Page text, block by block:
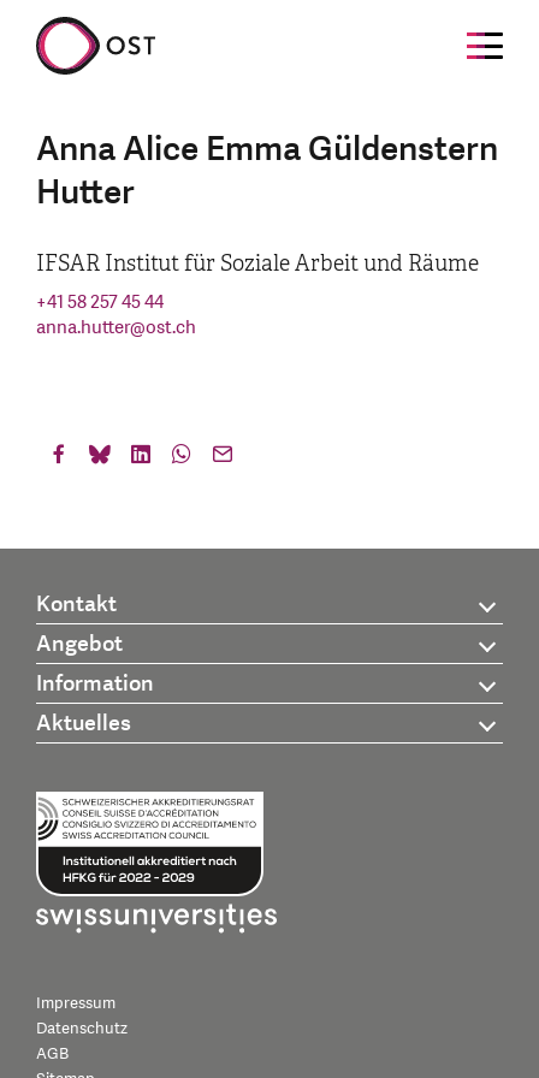
Anna Alice Emma Güldenstern
Hutter
IFSAR Institut für Soziale Arbeit und Räume
+41 58 257 45 44
anna.hutter@ost.ch
Kontakt
Angebot
Information
Aktuelles
Impressum
Datenschutz
AGB